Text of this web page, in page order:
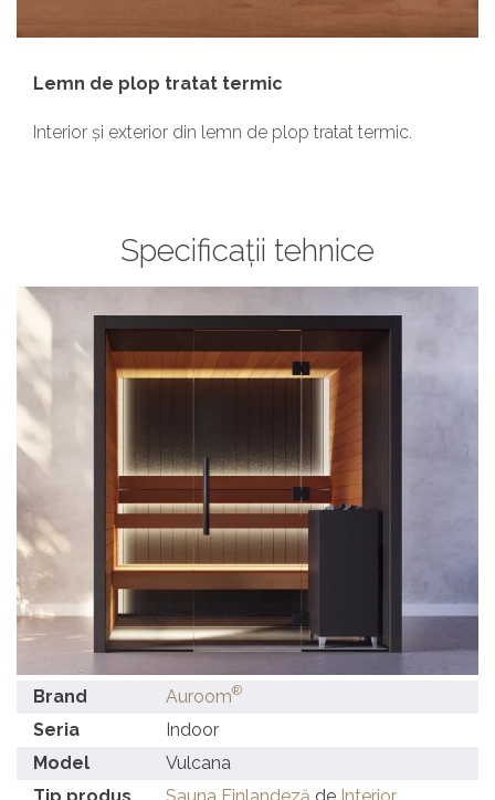
Lemn de plop tratat termic
Interior și exterior din lemn de plop tratat termic.
Specificații tehnice
Brand Auroom®
Seria
Indoor
Model
Vulcana
Tip produs
Sauna Finlandeză de Interior